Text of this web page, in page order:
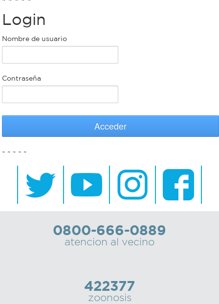
Bromatología
Rentas
Municipal
bondi
Recorrido
colectivos
Recarga
Personal
municipal
Login
Nombre de usuario
Contraseña
Acceder
~ ~ ~ ~ ~
0800-666-0889
atencion al vecino
422377
zoonosis